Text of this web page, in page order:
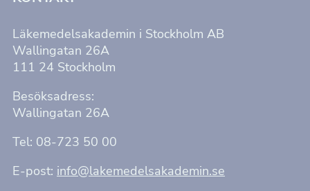
Läkemedelsakademin i Stockholm AB
Wallingatan 26A
111 24 Stockholm
Besöksadress:
Wallingatan 26A
Tel: 08-723 50 00
E-post: info@lakemedelsakademin.se